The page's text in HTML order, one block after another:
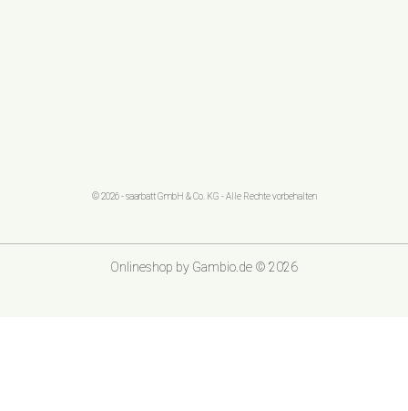
© 2026 - saarbatt GmbH & Co. KG - Alle Rechte vorbehalten
Onlineshop by Gambio.de © 2026